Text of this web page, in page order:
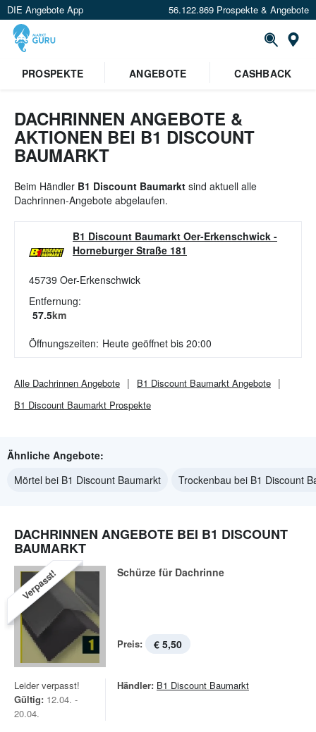
DIE Angebote App 56.122.869 Prospekte & Angebote
PROSPEKTE
ANGEBOTE CASHBACK
DACHRINNEN ANGEBOTE &
AKTIONEN BEI B1 DISCOUNT
BAUMARKT
Beim Händler B1 Discount Baumarkt sind aktuell alle
Dachrinnen-Angebote abgelaufen.
B1 Discount Baumarkt Oer-Erkenschwick -
Horneburger Straße 181
45739 Oer-Erkenschwick
Entfernung:
57.5km
Öffnungszeiten: Heute geöffnet bis 20:00
Alle Dachrinnen Angebote B1 Discount Baumarkt Angebote
B1 Discount Baumarkt Prospekte
Ähnliche Angebote:
Mörtel bei B1 Discount Baumarkt
Trockenbau bei B1 Discount
DACHRINNEN ANGEBOTE BEI B1 DISCOUNT
BAUMARKT
Verpasst! Schürze für Dachrinne
Preis: € 5,50
Leider verpasst!
Gültig: 12.04. -
20.04.
Händler: B1 Discount Baumarkt